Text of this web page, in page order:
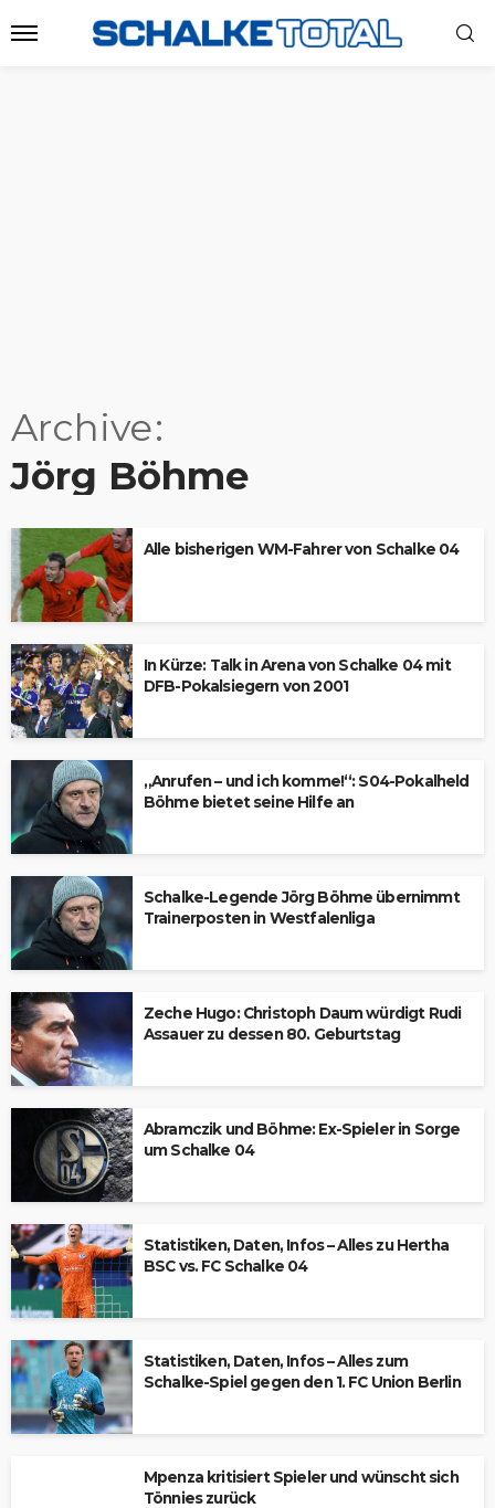
Archive
Jörg Böhme
Alle bisherigen WM-Fahrer von Schalke 04
In Kürze: Talk in Arena von Schalke 04 mit
DFB-Pokalsiegern von 2001
„Anrufen – und ich komme!“: S04-Pokalheld
Böhme bietet seine Hilfe an
Schalke-Legende Jörg Böhme übernimmt
Trainerposten in Westfalenliga
Zeche Hugo: Christoph Daum würdigt Rudi
Assauer zu dessen 80. Geburtstag
Abramczik und Böhme: Ex-Spieler in Sorge
um Schalke 04
Statistiken, Daten, Infos – Alles zu Hertha
BSC vs. FC Schalke 04
Statistiken, Daten, Infos – Alles zum
Schalke-Spiel gegen den 1. FC Union Berlin
Mpenza kritisiert Spieler und wünscht sich
Tönnies zurück